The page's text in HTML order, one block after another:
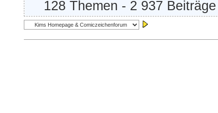
128 Themen - 2 937